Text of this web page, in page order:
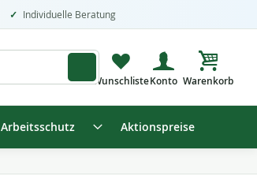
Individuelle Beratung
Mein
Arbeitsschutz Aktionspreise